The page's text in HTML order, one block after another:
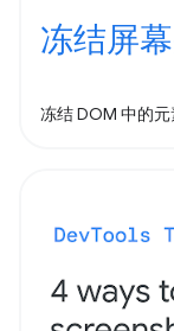
冻结屏
冻结 DOM 中的元